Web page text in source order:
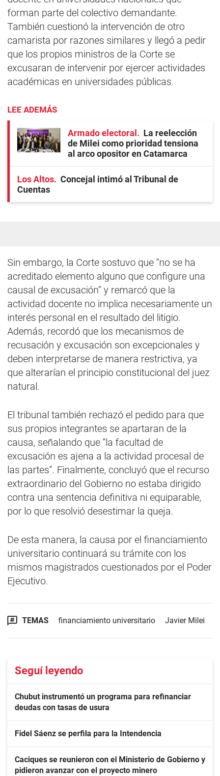
forman parte del colectivo demandante.
También cuestionó la intervención de otro
camarista por razones similares y llegó a pedir
que los propios ministros de la Corte se
excusaran de intervenir por ejercer actividades
académicas en universidades públicas.
LEE ADEMÁS
Armado electoral
La reelección
de Milei como prioridad tensiona
al arco opositor en Catamarca
Los Altos
Concejal intimó al Tribunal de
Cuentas
Sin embargo, la Corte sostuvo que “no se ha
acreditado elemento alguno que configure una
causal de excusación” y remarcó que la
actividad docente no implica necesariamente un
interés personal en el resultado del litigio.
Además, recordó que los mecanismos de
recusación y excusación son excepcionales y
deben interpretarse de manera restrictiva, ya
que alterarían el principio constitucional del juez
natural.
El tribunal también rechazó el pedido para que
sus propios integrantes se apartaran de la
causa, señalando que “la facultad de
excusación es ajena a la actividad procesal de
las partes”. Finalmente, concluyó que el recurso
extraordinario del Gobierno no estaba dirigido
contra una sentencia definitiva ni equiparable,
por lo que resolvió desestimar la queja.
De esta manera, la causa por el financiamiento
universitario continuará su trámite con los
mismos magistrados cuestionados por el Poder
Ejecutivo.
TEMAS financiamiento universitario Javier Milei
Seguí leyendo
Chubut instrumentó un programa para refinanciar
deudas con tasas de usura
Fidel Sáenz se perfila para la Intendencia
Caciques se reunieron con el Ministerio de Gobierno y
pidieron avanzar con el proyecto minero